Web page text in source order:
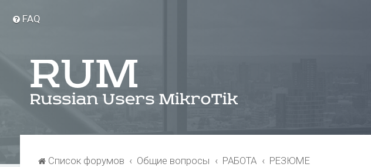
FAQ
Список форумов Общие вопросы РАБОТА РЕЗЮМЕ